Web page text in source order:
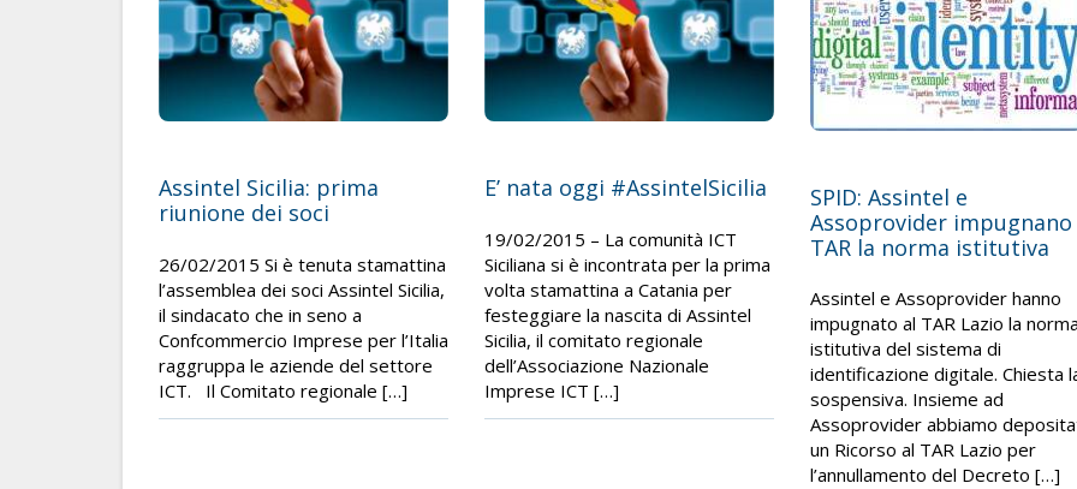
Assintel Sicilia: prima
riunione dei soci
26/02/2015 Si è tenuta stamattina
l’assemblea dei soci Assintel Sicilia,
il sindacato che in seno a
Confcommercio Imprese per l’Italia
raggruppa le aziende del settore
ICT. Il Comitato regionale […]
E’ nata oggi #AssintelSicilia
19/02/2015 – La comunità ICT
Siciliana si è incontrata per la prima
volta stamattina a Catania per
festeggiare la nascita di Assintel
Sicilia, il comitato regionale
dell’Associazione Nazionale
Imprese ICT […]
SPID: Assintel e
Assoprovider impugnano
TAR la norma istitutiva
Assintel e Assoprovider hanno
impugnato al TAR Lazio la
istitutiva del sistema di
identificazione digitale. Chiesta
sospensiva. Insieme ad
Assoprovider abbiamo
un Ricorso al TAR Lazio per
l’annullamento del Decreto […]